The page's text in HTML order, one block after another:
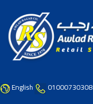
English 01000730308